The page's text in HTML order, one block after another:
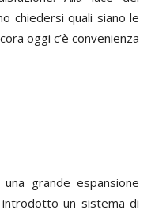
chiedersi quali siano le
oggi c’è convenienza
grande espansione
un sistema di